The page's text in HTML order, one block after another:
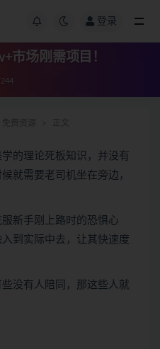
登录
市场刚需项目！
244
的理论死板知识，并没有
就需要老司机坐在旁边，
新手刚上路时的恐惧心
到实际中去，让其快速度
没有人陪同，那这些人就